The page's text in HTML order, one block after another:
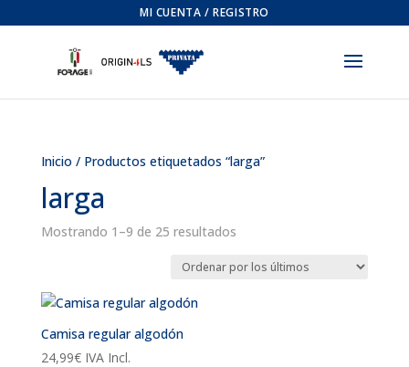
MI CUENTA / REGISTRO
Inicio / Productos etiquetados “larga”
larga
Mostrando 1–9 de 25 resultadosOrdenado
los
Camisa regular algodón
24,99€ IVA Incl.